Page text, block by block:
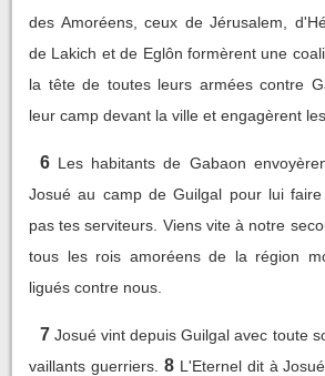
des Amoréens, ceux de Jérusalem,
de Lakich et de Eglôn formèrent une
la tête de toutes leurs armées contre
leur camp devant la ville et engagèrent
6 Les habitants de Gabaon
Josué au camp de Guilgal pour lui
pas tes serviteurs. Viens vite à notre
tous les rois amoréens de la région
ligués contre nous.
7 Josué vint depuis Guilgal avec toute
vaillants guerriers. 8 L'Eternel dit à